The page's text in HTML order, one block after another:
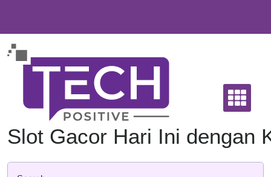
content
Slot Gacor Hari Ini dengan